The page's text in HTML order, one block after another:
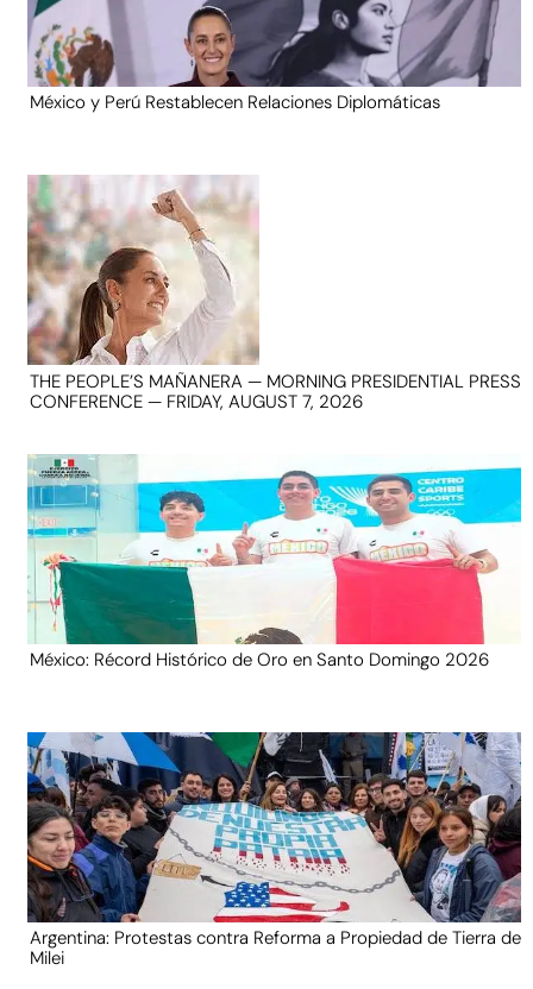
México y Perú Restablecen Relaciones Diplomáticas
THE PEOPLE’S MAÑANERA — MORNING PRESIDENTIAL PRESS
CONFERENCE — FRIDAY, AUGUST 7, 2026
México: Récord Histórico de Oro en Santo Domingo 2026
Argentina: Protestas contra Reforma a Propiedad de Tierra de
Milei